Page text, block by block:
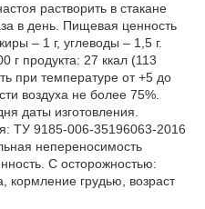
растворить в стакане
в день. Пищевая ценность
– 1 г, углеводы – 1,5 г.
г продукта: 27 ккал (113
при температуре от +5 до
воздуха не более 75%.
даты изготовления.
ТУ 9185-006-35196063-2016
непереносимость
С осторожностью:
кормление грудью, возраст